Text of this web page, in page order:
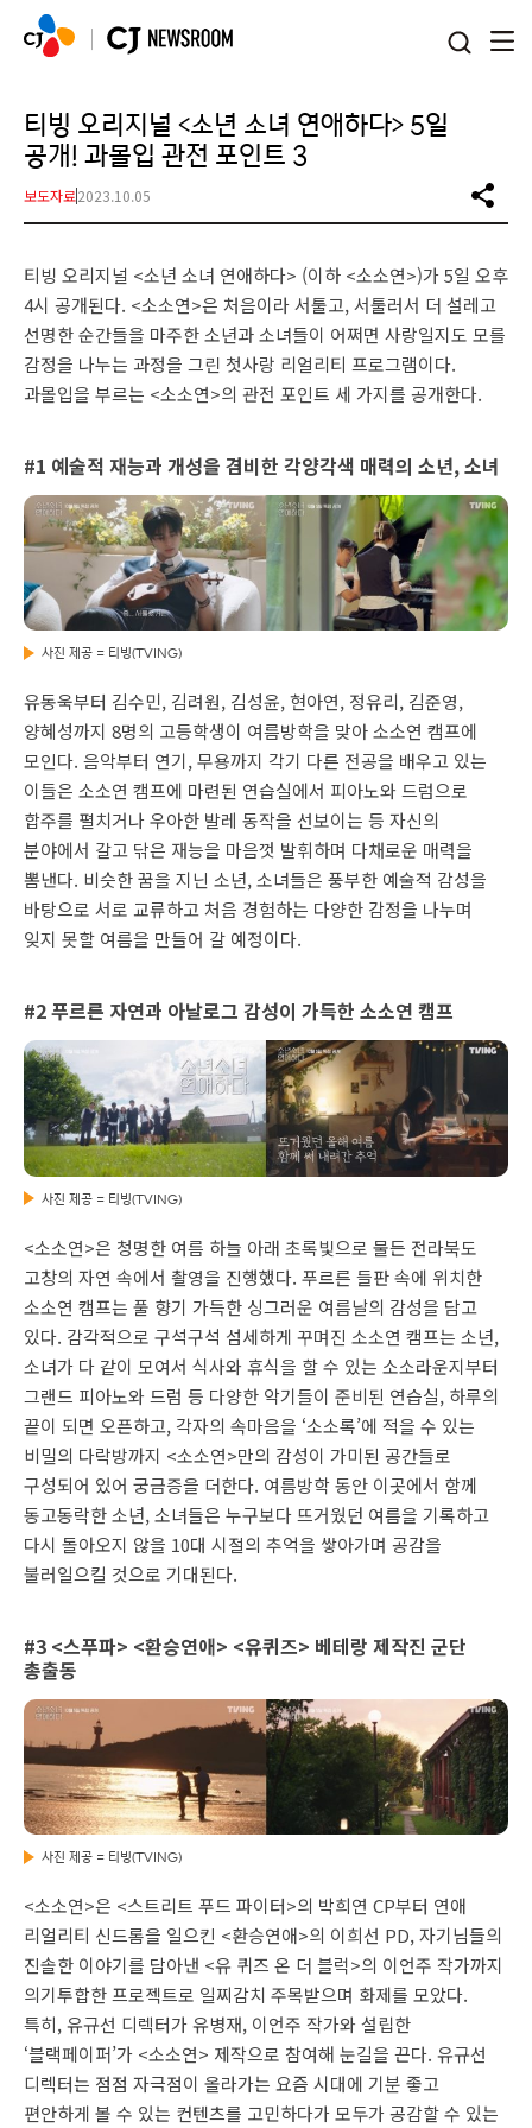
티빙 오리지널 <소년 소녀 연애하다> 5일
공개! 과몰입 관전 포인트 3
보도자료2023.10.05
티빙 오리지널 <소년 소녀 연애하다> (이하 <소소연>)가 5일 오후
4시 공개된다. <소소연>은 처음이라 서툴고, 서툴러서 더 설레고
선명한 순간들을 마주한 소년과 소녀들이 어쩌면 사랑일지도 모를
감정을 나누는 과정을 그린 첫사랑 리얼리티 프로그램이다.
과몰입을 부르는 <소소연>의 관전 포인트 세 가지를 공개한다.
#1 예술적 재능과 개성을 겸비한 각양각색 매력의 소년, 소녀
사진 제공 = 티빙(TVING)
유동욱부터 김수민, 김려원, 김성윤, 현아연, 정유리, 김준영,
양혜성까지 8명의 고등학생이 여름방학을 맞아 소소연 캠프에
모인다. 음악부터 연기, 무용까지 각기 다른 전공을 배우고 있는
이들은 소소연 캠프에 마련된 연습실에서 피아노와 드럼으로
합주를 펼치거나 우아한 발레 동작을 선보이는 등 자신의
분야에서 갈고 닦은 재능을 마음껏 발휘하며 다채로운 매력을
뽐낸다. 비슷한 꿈을 지닌 소년, 소녀들은 풍부한 예술적 감성을
바탕으로 서로 교류하고 처음 경험하는 다양한 감정을 나누며
잊지 못할 여름을 만들어 갈 예정이다.
#2 푸르른 자연과 아날로그 감성이 가득한 소소연 캠프
사진 제공 = 티빙(TVING)
<소소연>은 청명한 여름 하늘 아래 초록빛으로 물든 전라북도
고창의 자연 속에서 촬영을 진행했다. 푸르른 들판 속에 위치한
소소연 캠프는 풀 향기 가득한 싱그러운 여름날의 감성을 담고
있다. 감각적으로 구석구석 섬세하게 꾸며진 소소연 캠프는 소년,
소녀가 다 같이 모여서 식사와 휴식을 할 수 있는 소소라운지부터
그랜드 피아노와 드럼 등 다양한 악기들이 준비된 연습실, 하루의
끝이 되면 오픈하고, 각자의 속마음을 ‘소소록’에 적을 수 있는
비밀의 다락방까지 <소소연>만의 감성이 가미된 공간들로
구성되어 있어 궁금증을 더한다. 여름방학 동안 이곳에서 함께
동고동락한 소년, 소녀들은 누구보다 뜨거웠던 여름을 기록하고
다시 돌아오지 않을 10대 시절의 추억을 쌓아가며 공감을
불러일으킬 것으로 기대된다.
#3 <스푸파> <환승연애> <유퀴즈> 베테랑 제작진 군단
총출동
사진 제공 = 티빙(TVING)
<소소연>은 <스트리트 푸드 파이터>의 박희연 CP부터 연애
리얼리티 신드롬을 일으킨 <환승연애>의 이희선 PD, 자기님들의
진솔한 이야기를 담아낸 <유 퀴즈 온 더 블럭>의 이언주 작가까지
의기투합한 프로젝트로 일찌감치 주목받으며 화제를 모았다.
특히, 유규선 디렉터가 유병재, 이언주 작가와 설립한
‘블랙페이퍼’가 <소소연> 제작으로 참여해 눈길을 끈다. 유규선
디렉터는 점점 자극점이 올라가는 요즘 시대에 기분 좋고
편안하게 볼 수 있는 컨텐츠를 고민하다가 모두가 공감할 수 있는